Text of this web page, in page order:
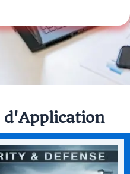
d'Application